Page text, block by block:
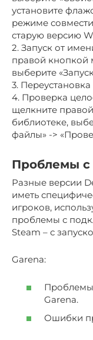
установите
режиме
старую версию
2. Запуск от
правой кнопкой
выберите
3.
4. Проверка
щелкните
библиотеке,
файлы» ->
Проблемы с
Разные версии
иметь
игроков,
проблемы с
Steam – с
Garena:
Garena.
Ошибки